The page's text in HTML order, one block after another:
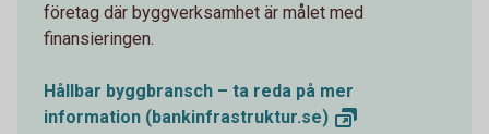
företag där byggverksamhet är målet med
finansieringen.
Hållbar byggbransch – ta reda på mer
information (bankinfrastruktur.se)